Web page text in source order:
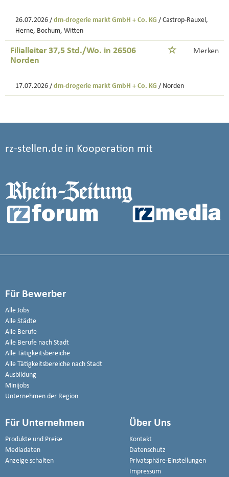
26.07.2026 / dm-drogerie markt GmbH + Co. KG / Castrop-Rauxel,
Herne, Bochum, Witten
Filialleiter 37,5 Std./Wo. in 26506
Norden
Merken
17.07.2026 / dm-drogerie markt GmbH + Co. KG / Norden
rz-stellen.de in Kooperation mit
Für Bewerber
Alle Jobs
Alle Städte
Alle Berufe
Alle Berufe nach Stadt
Alle Tätigkeitsbereiche
Alle Tätigkeitsbereiche nach Stadt
Ausbildung
Minijobs
Unternehmen der Region
Für Unternehmen
Produkte und Preise
Mediadaten
Anzeige schalten
Über Uns
Kontakt
Datenschutz
Privatsphäre-Einstellungen
Impressum